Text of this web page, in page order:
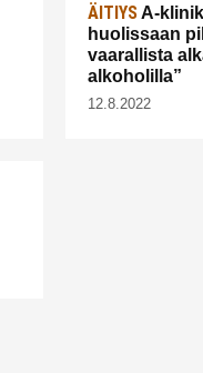
ÄITIYSA-
huolissaan
vaarallista
alkoholilla”
12.8.2022